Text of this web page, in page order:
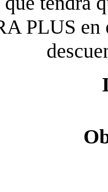
PLUS en